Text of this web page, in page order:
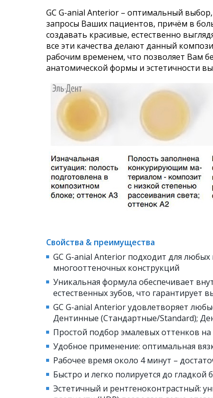
GC G-anial Anterior – оптимальный
запросы Ваших пациентов, причём в
создавать красивые, естественно
все эти качества делают данный
рабочим временем, что позволяет Вам
анатомической формы и эстетичности
Свойства & преимущества
GC G-anial Anterior подходит для
многооттеночных конструкций
Уникальная формула обеспечивает
естественных зубов, что гарантирует
GC G-anial Anterior удовлетворяет
Дентинные (Стандартные/Standard);
Простой подбор эмалевых оттенков
Удобное применение: оптимальная
Рабочее время около 4 минут –
Быстро и легко полируется до гладкой
Эстетичный и рентгеноконтрастный: